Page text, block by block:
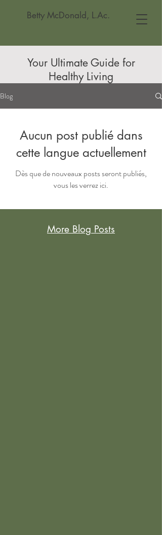
Betty McDonald, L.Ac.
Your Ultimate Guide for
Healthy Living
Blog
Aucun post publié dans
cette langue actuellement
Dès que de nouveaux posts seront publiés,
vous les verrez ici.
More Blog Posts